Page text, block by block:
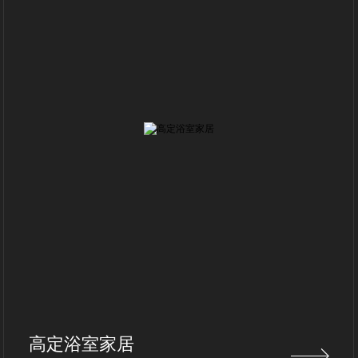
高定浴室家居